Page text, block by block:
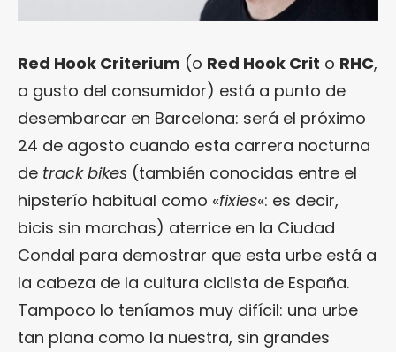
Red Hook Criterium (o Red Hook Crit o RHC,
a gusto del consumidor) está a punto de
desembarcar en Barcelona: será el próximo
24 de agosto cuando esta carrera nocturna
de track bikes (también conocidas entre el
hipsterío habitual como «fixies«: es decir,
bicis sin marchas) aterrice en la Ciudad
Condal para demostrar que esta urbe está a
la cabeza de la cultura ciclista de España.
Tampoco lo teníamos muy difícil: una urbe
tan plana como la nuestra, sin grandes